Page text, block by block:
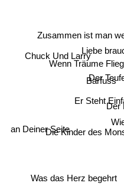
Liebe
Der
Wenn Träume
Er Steht
Zusammen ist man
Die Kinder des
Barfuss
Der
Was das Herz begehrt
Chuck Und Larry
an Deiner Seite